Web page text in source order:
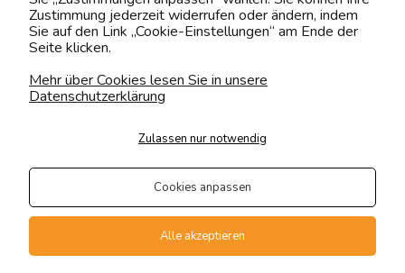
Transportarten
Der Versand erfolgt per
private Spedition
Geprüfte Präsenz
Zahlungsmethoden
Zustimmung jederzeit widerrufen oder ändern, indem
Sie auf den Link „Cookie-Einstellungen“ am Ende der
Seite klicken.
Mehr über Cookies lesen Sie in unsere
Datenschutzerklärung
Zulassen nur notwendig
Cookies anpassen
Alle akzeptieren